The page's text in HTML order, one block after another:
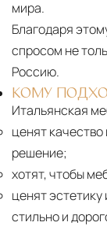
мира.
Благодаря
спросом не
Россию.
КОМУ
Итальянская
ценят
решение;
хотят, чтобы
ценят эстетику
стильно и